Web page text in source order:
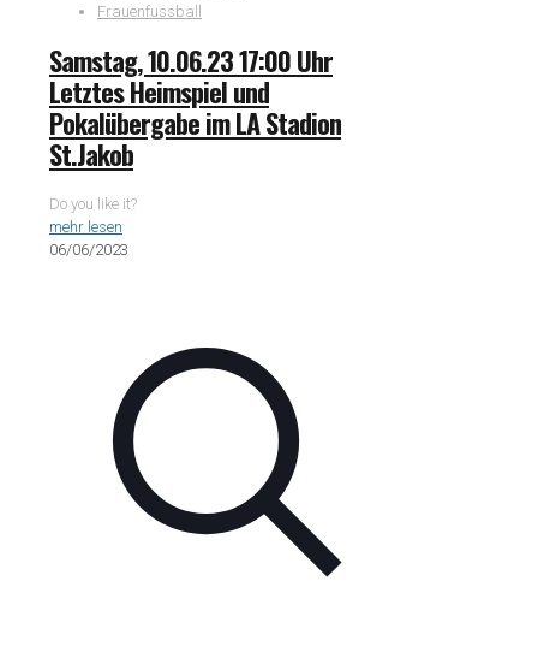
Frauenfussball
Samstag, 10.06.23 17:00 Uhr
Letztes Heimspiel und
Pokalübergabe im LA Stadion
St.Jakob
Do you like it?
mehr lesen
06/06/2023